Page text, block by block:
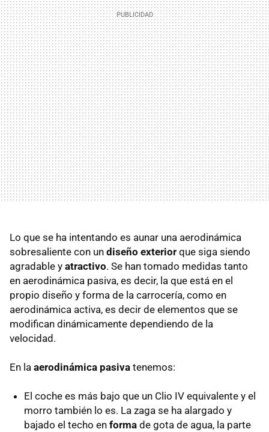
Lo que se ha intentando es aunar una aerodinámica
sobresaliente con un diseño exterior que siga siendo
agradable y atractivo. Se han tomado medidas tanto
en aerodinámica pasiva, es decir, la que está en el
propio diseño y forma de la carrocería, como en
aerodinámica activa, es decir de elementos que se
modifican dinámicamente dependiendo de la
velocidad.
En la aerodinámica pasiva tenemos:
El coche es más bajo que un Clio IV equivalente y el
morro también lo es. La zaga se ha alargado y
bajado el techo en forma de gota de agua, la parte